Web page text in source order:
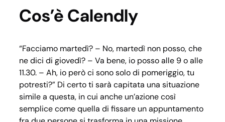
Cos’è Calendly
“Facciamo martedì? – No, martedì non posso, che
ne dici di giovedì? – Va bene, io posso alle 9 o alle
11.30. – Ah, io però ci sono solo di pomeriggio, tu
potresti?” Di certo ti sarà capitata una situazione
simile a questa, in cui anche un’azione così
semplice come quella di fissare un appuntamento